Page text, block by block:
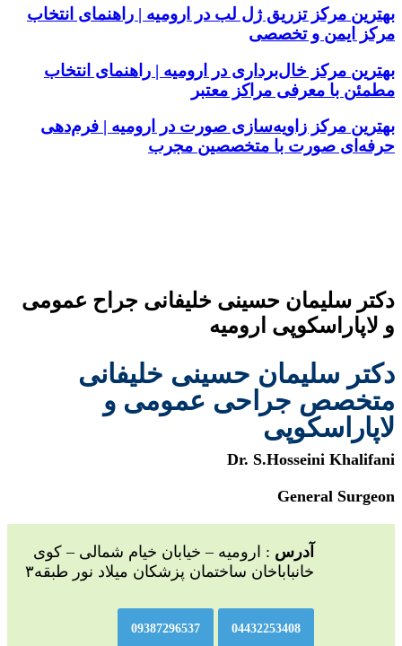
بهترین مرکز تزریق ژل لب در ارومیه | راهنمای انتخاب
مرکز ایمن و تخصصی
بهترین مرکز خال‌برداری در ارومیه | راهنمای انتخاب
مطمئن با معرفی مراکز معتبر
بهترین مرکز زاویه‌سازی صورت در ارومیه | فرم‌دهی
حرفه‌ای صورت با متخصصین مجرب
دکتر سلیمان حسینی خلیفانی جراح عمومی
و لاپاراسکوپی ارومیه
دکتر سلیمان حسینی خلیفانی
متخصص جراحی عمومی و
لاپاراسکوپی
Dr. S.Hosseini Khalifani
General Surgeon
آدرس : ارومیه – خیابان خیام شمالی – کوی
خانباباخان ساختمان پزشکان میلاد نور طبقه۳
04432253408
09387296537